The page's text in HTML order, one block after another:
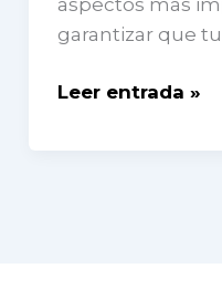
garantizar que
camper
o
Leer entrada »